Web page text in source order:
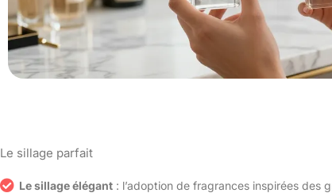
Le sillage parfait
Le sillage élégant : l’adoption de fragrances inspirées des